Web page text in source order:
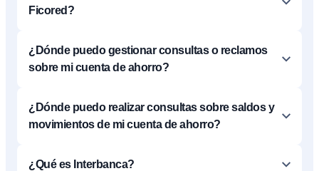
Ficored?
¿Dónde puedo gestionar consultas o reclamos
sobre mi cuenta de ahorro?
¿Dónde puedo realizar consultas sobre saldos y
movimientos de mi cuenta de ahorro?
¿Qué es Interbanca?